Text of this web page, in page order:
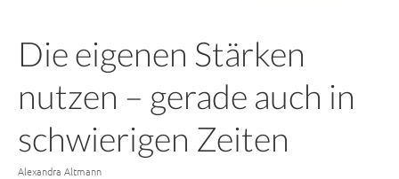
Die eigenen Stärken
nutzen – gerade auch in
schwierigen Zeiten
Von
Alexandra Altmann